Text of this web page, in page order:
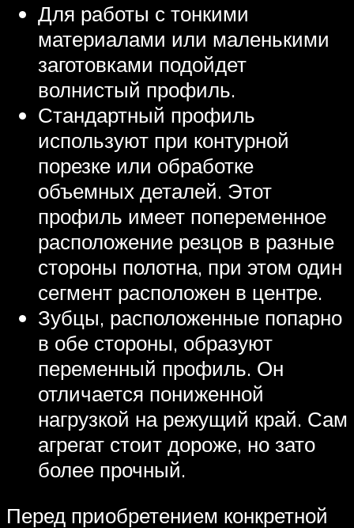
Для работы с тонкими
материалами или маленькими
заготовками подойдет
волнистый профиль.
Стандартный профиль
используют при контурной
порезке или обработке
объемных деталей. Этот
профиль имеет попеременное
расположение резцов в разные
стороны полотна, при этом один
сегмент расположен в центре.
Зубцы, расположенные попарно
в обе стороны, образуют
переменный профиль. Он
отличается пониженной
нагрузкой на режущий край. Сам
агрегат стоит дороже, но зато
более прочный.
Перед приобретением конкретной